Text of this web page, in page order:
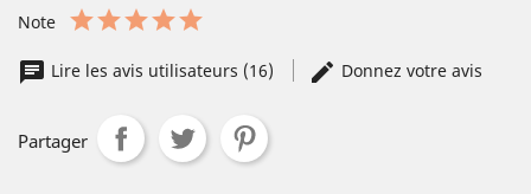
Note
Lire les avis utilisateurs (16) Donnez votre avis
Partager